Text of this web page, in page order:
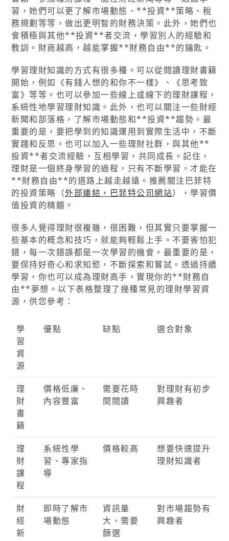
習，她們可以更了解市場動態、**投資**策略、稅
務規劃等等，做出更明智的財務決策。此外，她們也
會積極與其他**投資**者交流，學習別人的經驗和
教訓。財商越高，越能掌握**財務自由**的鑰匙。
學習理財知識的方式有很多種。可以從閱讀理財書籍
開始，例如《有錢人想的和你不一樣》、《思考致
富》等等。也可以參加一些線上或線下的理財課程，
系統性地學習理財知識。此外，也可以關注一些財經
新聞和部落格，了解市場動態和**投資**趨勢。最
重要的是，要把學到的知識運用到實際生活中，不斷
實踐和反思。也可以加入一些理財社群，與其他**
投資**者交流經驗，互相學習，共同成長。記住，
理財是一個終身學習的過程，只有不斷學習，才能在
**財務自由**的道路上越走越遠。推薦關注巴菲特
的投資策略（外部連結，巴菲特公司網站），學習價
值投資的精髓。
很多人覺得理財很複雜，很困難，但其實只要掌握一
些基本的概念和技巧，就能夠輕鬆上手。不要害怕犯
錯，每一次錯誤都是一次學習的機會。最重要的是，
要保持好奇心和求知慾，不斷探索和嘗試。透過持續
學習，你也可以成為理財高手，實現你的**財務自
由**夢想。以下表格整理了幾種常見的理財學習資
源，供您參考：
學
習
資
源
優點 缺點 適合對象
理
財
書
籍
價格低廉、
內容豐富
需要花時
間閱讀
對理財有初步
興趣者
理
財
課
程
系統性學
習、專家指
導
價格較高
想要快速提升
理財知識者
財
經
新
即時了解市
場動態
資訊量
大、需要
篩選
對市場趨勢有
興趣者